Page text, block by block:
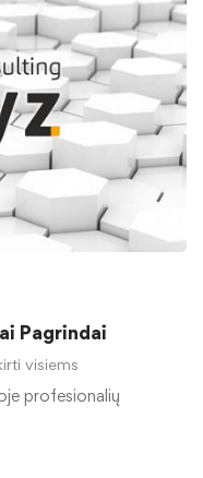
Pagrindai
visiems
profesionalių